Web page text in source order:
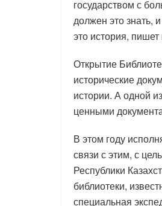
государством с
должен это знать,
это история, пишет
Открытие
исторические
истории. А одной
ценными
В этом году
связи с этим, с
Республики
библиотеки,
специальная